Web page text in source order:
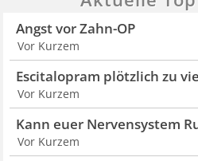
Angst vor Zahn-OP
Vor Kurzem
Escitalopram plötzlich zu
Vor Kurzem
Kann euer Nervensystem
Vor Kurzem